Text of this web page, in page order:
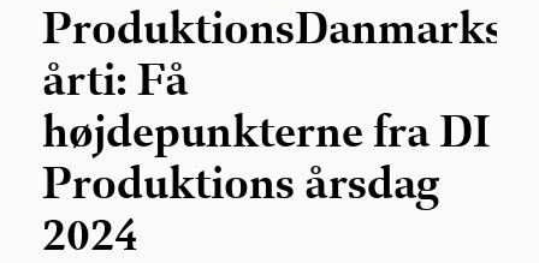
ProduktionsDanmarks
årti: Få
højdepunkterne fra DI
Produktions årsdag
2024